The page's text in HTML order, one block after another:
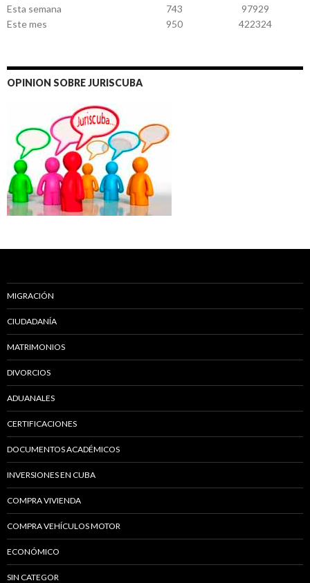
Esta semana
743
97929
Este mes
950 422324
OPINION SOBRE JURISCUBA
MIGRACIÓN
CIUDADANÍA
MATRIMONIOS
DIVORCIOS
ADUANALES
CERTIFICACIONES
DOCUMENTOS ACADÉMICOS
INVERSIONES EN CUBA
COMPRA VIVIENDA
COMPRA VEHÍCULOS MOTOR
ECONÓMICO
SIN CATEGOR